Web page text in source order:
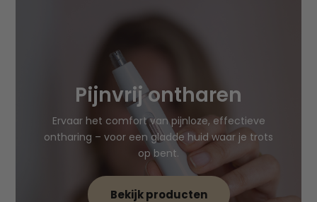
Pijnvrij ontharen
Ervaar het comfort van pijnloze, effectieve
ontharing – voor een gladde huid waar je trots
op bent.
Bekijk producten